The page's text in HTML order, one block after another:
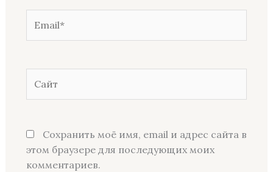
Сохранить моё имя, email и адрес сайта в
этом браузере для последующих моих
комментариев.